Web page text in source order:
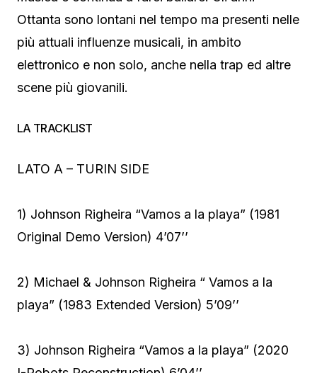
Ottanta sono lontani nel tempo ma presenti nelle
più attuali influenze musicali, in ambito
elettronico e non solo, anche nella trap ed altre
scene più giovanili.
LA TRACKLIST
LATO A – TURIN SIDE
1) Johnson Righeira “Vamos a la playa” (1981
Original Demo Version) 4’07’’
2) Michael & Johnson Righeira “ Vamos a la
playa” (1983 Extended Version) 5’09’’
3) Johnson Righeira “Vamos a la playa” (2020